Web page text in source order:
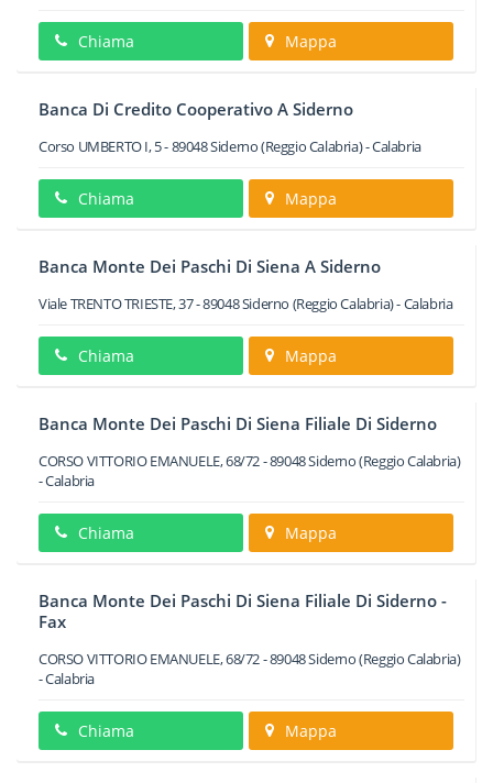
Chiama Mappa
Banca Di Credito Cooperativo A Siderno
Corso UMBERTO I, 5-89048Siderno(Reggio Calabria) -Calabria
Chiama Mappa
Banca Monte Dei Paschi Di Siena A Siderno
Viale TRENTO TRIESTE, 37-89048Siderno (Reggio Calabria) -Calabria
Chiama Mappa
Banca Monte Dei Paschi Di Siena Filiale Di Siderno
CORSO VITTORIO EMANUELE, 68/72-89048Siderno(Reggio Calabria)
-Calabria
Chiama Mappa
Banca Monte Dei Paschi Di Siena Filiale Di Siderno -
Fax
CORSO VITTORIO EMANUELE, 68/72-89048Siderno(Reggio Calabria)
-Calabria
Chiama Mappa